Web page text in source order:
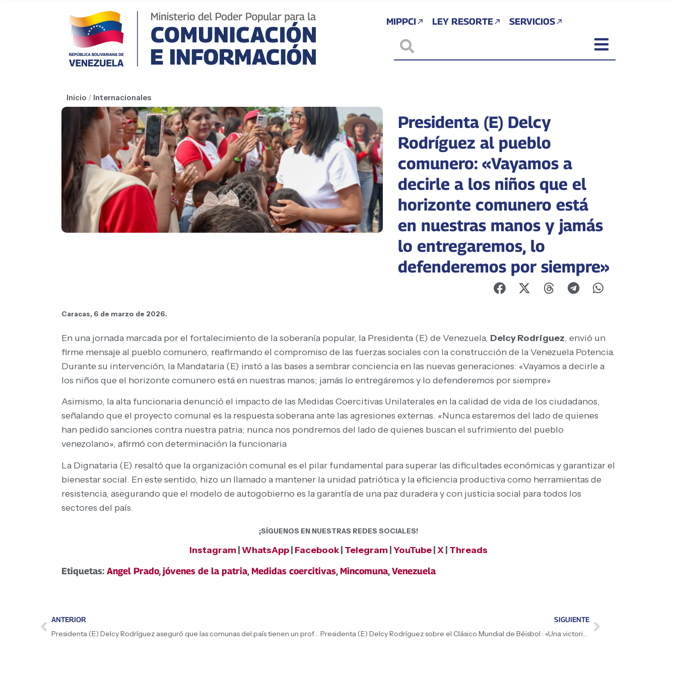
MIPPCI LEY RESORTE SERVICIOS
Inicio / Internacionales
Presidenta (E) Delcy
Rodríguez al pueblo
comunero: «Vayamos a
decirle a los niños que el
horizonte comunero está
en nuestras manos y jamás
lo entregaremos, lo
defenderemos por siempre»
Caracas, 6 de marzo de 2026.
En una jornada marcada por el fortalecimiento de la soberanía popular, la Presidenta (E) de Venezuela, Delcy Rodríguez, envió un
firme mensaje al pueblo comunero, reafirmando el compromiso de las fuerzas sociales con la construcción de la Venezuela Potencia.
Durante su intervención, la Mandataria (E) instó a las bases a sembrar conciencia en las nuevas generaciones: «Vayamos a decirle a
los niños que el horizonte comunero está en nuestras manos; jamás lo entregáremos y lo defenderemos por siempre»
Asimismo, la alta funcionaria denunció el impacto de las Medidas Coercitivas Unilaterales en la calidad de vida de los ciudadanos,
señalando que el proyecto comunal es la respuesta soberana ante las agresiones externas. «Nunca estaremos del lado de quienes
han pedido sanciones contra nuestra patria; nunca nos pondremos del lado de quienes buscan el sufrimiento del pueblo
venezolano», afirmó con determinación la funcionaria
La Dignataria (E) resaltó que la organización comunal es el pilar fundamental para superar las dificultades económicas y garantizar el
bienestar social. En este sentido, hizo un llamado a mantener la unidad patriótica y la eficiencia productiva como herramientas de
resistencia, asegurando que el modelo de autogobierno es la garantía de una paz duradera y con justicia social para todos los
sectores del país.
¡SÍGUENOS EN NUESTRAS REDES SOCIALES!
Instagram WhatsApp Facebook Telegram YouTube X Threads
Etiquetas: Angel Prado,jóvenes de la patria, Medidas coercitivas, Mincomuna,Venezuela
ANTERIOR
Presidenta (E) Delcy Rodríguez aseguró que las comunas del país tienen un profundo trasfondo de mensaje político para la Patria: Igualdad y acceso a las oportunidades
SIGUIENTE
Presidenta (E) Delcy Rodríguez sobre el Clásico Mundial de Béisbol : «Una victoria que llena de alegría a todo el país. ¡Arriba Venezuela!»